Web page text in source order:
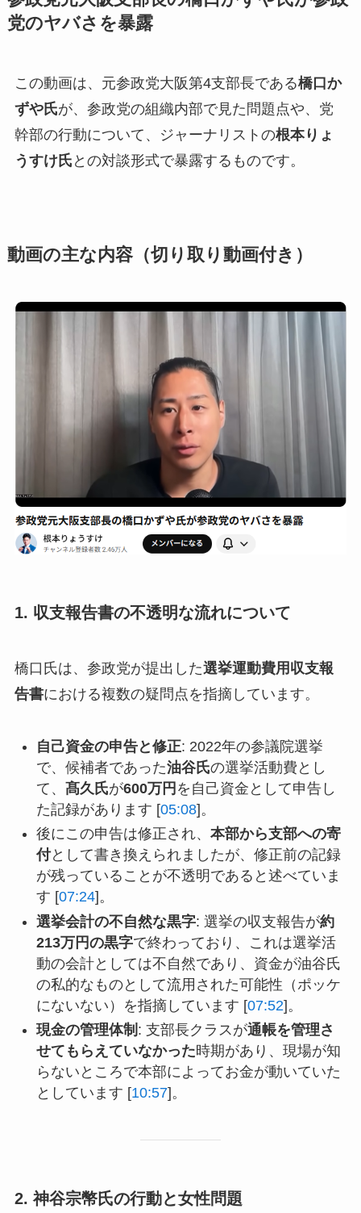
党のヤバさを暴露
この動画は、元参政党大阪第4支部長である橋口か
ずや氏が、参政党の組織内部で見た問題点や、党
幹部の行動について、ジャーナリストの根本りょ
うすけ氏 との対談形式で暴露するものです。
動画の主な内容（切り取り動画付き）
1. 収支報告書の不透明な流れについて
橋口氏は、参政党が提出した選挙運動費用収支報
告書における複数の疑問点を指摘しています。
自己資金の申告と修正: 2022年の参議院選挙
で、候補者であった油谷氏の選挙活動費とし
て、 髙久氏が600万円 を自己資金として申告し
た記録があります [05:08]。
後にこの申告は修正され、 本部から支部への寄
付として書き換えられましたが、修正前の記録
が残っていることが不透明であると述べていま
す [07:24]。
選挙会計の不自然な黒字: 選挙の収支報告が約
213万円の黒字で終わっており、これは選挙活
動の会計としては不自然であり、資金が油谷氏
の私的なものとして流用された可能性（ポッケ
にないない）を指摘しています [07:52]。
現金の管理体制 : 支部長クラスが通帳を管理さ
せてもらえていなかった時期があり、現場が知
らないところで本部によってお金が動いていた
としています [10:57]。
2. 神谷宗幣氏の行動と女性問題